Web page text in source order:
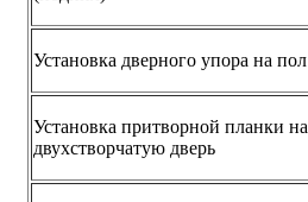
Установка дверного упора на пол
Установка притворной планки на
двухстворчатую дверь